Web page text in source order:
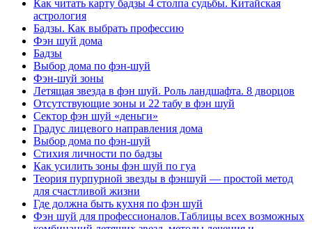
Как читать карту бадзы 4 столпа судьбы. Китайская
астрология
Бадзы. Как выбрать профессию
Фэн шуй дома
Бадзы
Выбор дома по фэн-шуй
Фэн-шуй зоны
Летящая звезда в фэн шуй. Роль ландшафта. 8 дворцов
Отсутствующие зоны и 22 табу в фэн шуй
Сектор фэн шуй «деньги»
Градус лицевого направления дома
Выбор дома по фэн-шуй
Стихия личности по бадзы
Как усилить зоны фэн шуй по гуа
Теория пурпурной звезды в фэншуй — простой метод
для счастливой жизни
Где должна быть кухня по фэн шуй
Фэн шуй для профессионалов.Таблицы всех возможных